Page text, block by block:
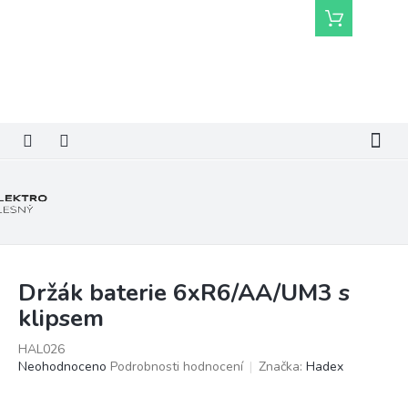
Nákupní
košík
Držák baterie 6xR6/AA/UM3 s
klipsem
HAL026
Průměrné
Neohodnoceno Podrobnosti hodnocení Značka: Hadex